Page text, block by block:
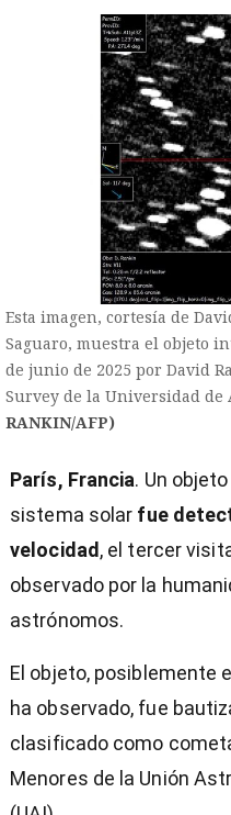
Esta imagen, cortesía de
Saguaro, muestra el objeto
de junio de 2025 por David
Survey de la Universidad de
RANKIN/AFP)
París, Francia. Un
sistema solar fue
velocidad, el tercer
observado por la
astrónomos.
El objeto, posiblemente
ha observado, fue
clasificado como
Menores de la Unión